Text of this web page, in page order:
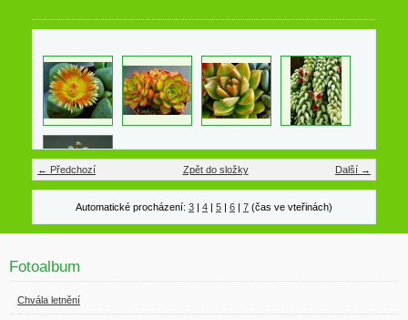
← Předchozí Další →
Zpět do složky
Automatické procházení: 3 | 4 | 5 | 6 | 7 (čas ve vteřinách)
Fotoalbum
Chvála letnění